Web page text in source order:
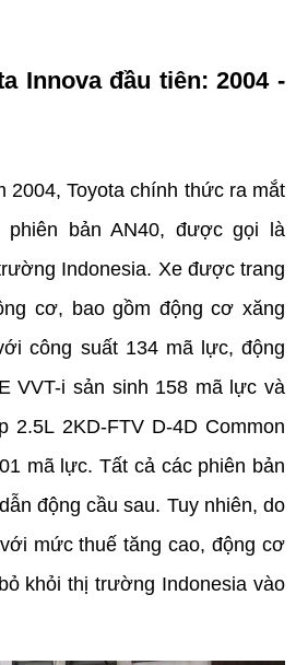
Innova đầu tiên: 2004 -
2004, Toyota chính thức ra mắt
phiên bản AN40, được gọi là
Indonesia. Xe được trang
cơ, bao gồm động cơ xăng
công suất 134 mã lực, động
VVT-i sản sinh 158 mã lực và
2.5L 2KD-FTV D-4D Common
mã lực. Tất cả các phiên bản
động cầu sau. Tuy nhiên, do
mức thuế tăng cao, động cơ
khỏi thị trường Indonesia vào